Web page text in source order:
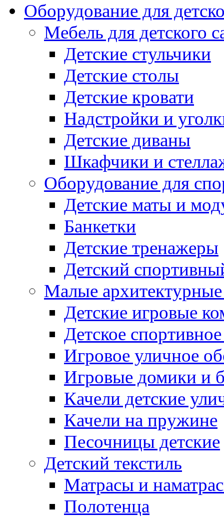
Оборудование для
Мебель для детского
Детские стульчики
Детские столы
Детские кровати
Надстройки и
Детские диваны
Шкафчики и
Оборудование для
Детские маты и
Банкетки
Детские тренажеры
Детский
Малые
Детские игровые
Детское
Игровое уличное
Игровые домики и
Качели детские
Качели на пружине
Песочницы детские
Детский текстиль
Матрасы и
Полотенца